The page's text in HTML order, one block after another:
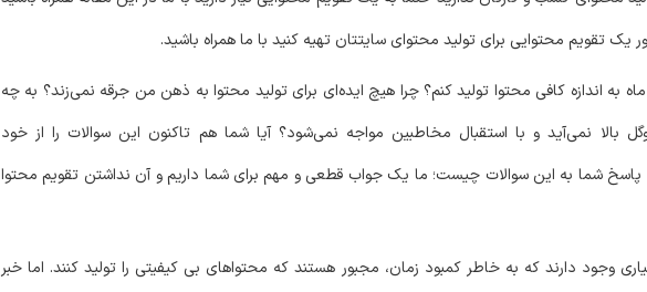
یک تقویم محتوایی برای تولید محتوای سایتتان تهیه کنید با ما همراه باشید.
ماه به اندازه کافی محتوا تولید کنم؟ چرا هیچ ایده‌ای برای تولید محتوا به ذهن من جرقه نمی‌زند؟ به چه
بالا نمی‌آید و با استقبال مخاطبین مواجه نمی‌شود؟ آیا شما هم تاکنون این سوالات را از خود
پاسخ شما به این سوالات چیست؛ ما یک جواب قطعی و مهم برای شما داریم و آن نداشتن تقویم محتوا
وجود دارند که به خاطر کمبود زمان، مجبور هستند که محتواهای بی کیفیتی را تولید کنند. اما خبر